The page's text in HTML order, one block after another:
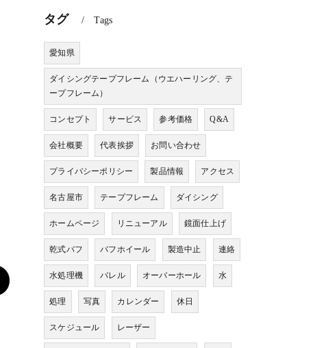
タグ Tags
愛知県
ダイシングテープフレーム（ウエハーリング、テ
ープフレーム）
コンセプト サービス 参考価格 Q&A
会社概要 代表挨拶 お問い合わせ
プライバシーポリシー 製品情報 アクセス
名古屋市 テープフレーム ダイシング
ホームページ リニューアル 鏡面仕上げ
乾式バフ バフホイール 製造中止 連絡
水処理機 バレル オーバーホール 水
処理 写真 カレンダー 休日
スケジュール レーザー